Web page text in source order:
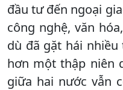
đầu tư đến ngoại
công nghệ, văn
dù đã gặt hái
hơn một thập niên
giữa hai nước vẫn